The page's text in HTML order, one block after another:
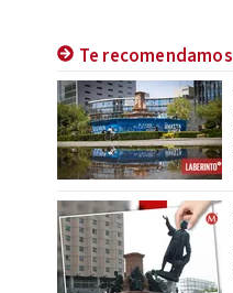
Te recomendamos